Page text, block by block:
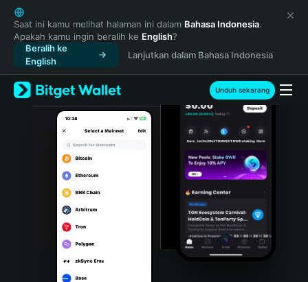
English
日本語
Tiếng Việt
Русский
Español (Latinoamérica)
Türkçe
Italiano
Português (Portugal)
Bahasa Indonesia
Saat ini kamu melihat halaman ini dalam Bahasa Indonesia.
Apakah kamu ingin beralih ke English?
Beralih ke
English
Lanjutkan dalam Bahasa Indonesia
Unduh sekarang